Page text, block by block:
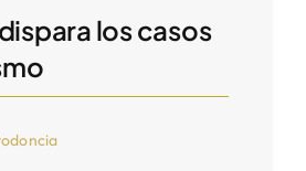
los casos